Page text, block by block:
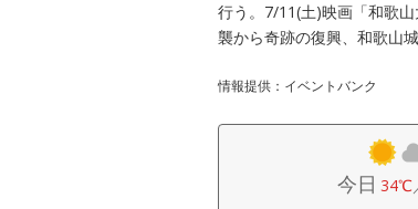
行う。7/11(土)映画「和歌
襲から奇跡の復興、和歌山
情報提供：イベントバンク
今日 34℃